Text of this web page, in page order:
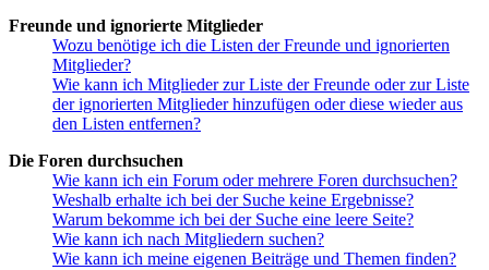
Freunde und ignorierte Mitglieder
Wozu benötige ich die Listen der Freunde und ignorierten
Mitglieder?
Wie kann ich Mitglieder zur Liste der Freunde oder zur Liste
der ignorierten Mitglieder hinzufügen oder diese wieder aus
den Listen entfernen?
Die Foren durchsuchen
Wie kann ich ein Forum oder mehrere Foren durchsuchen?
Weshalb erhalte ich bei der Suche keine Ergebnisse?
Warum bekomme ich bei der Suche eine leere Seite?
Wie kann ich nach Mitgliedern suchen?
Wie kann ich meine eigenen Beiträge und Themen finden?